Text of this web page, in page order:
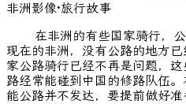
在非洲的有些国家骑行，公
现在的非洲，没有公路的地方
家公路骑行已经不再是问题，
路经常能碰到中国的修路队伍
能公路并不发达，要提前做好准